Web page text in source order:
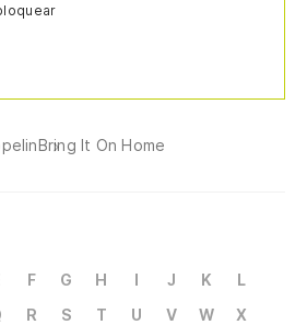
Bring It On Home
F G H I J K
L
R S T U V W
X